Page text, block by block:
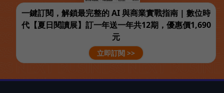
一鍵訂閱，解鎖最完整的 AI 與商業實戰指南 | 數位時
代【夏日閱讀展】訂一年送一年共12期，優惠價1,690
元
立即訂閱 >>